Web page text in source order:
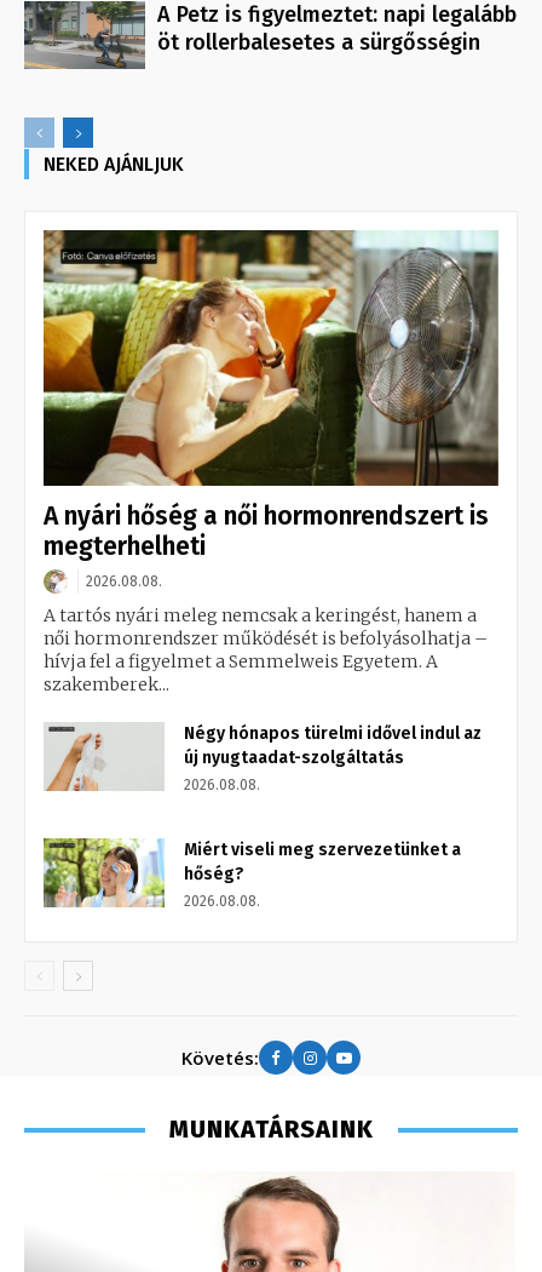
A Petz is figyelmeztet: napi legalább
öt rollerbalesetes a sürgősségin
NEKED AJÁNLJUK
A nyári hőség a női hormonrendszert is
megterhelheti
2026.08.08.
A tartós nyári meleg nemcsak a keringést, hanem a
női hormonrendszer működését is befolyásolhatja –
hívja fel a figyelmet a Semmelweis Egyetem. A
szakemberek...
Négy hónapos türelmi idővel indul az
új nyugtaadat-szolgáltatás
2026.08.08.
Miért viseli meg szervezetünket a
hőség?
2026.08.08.
Követés:
MUNKATÁRSAINK